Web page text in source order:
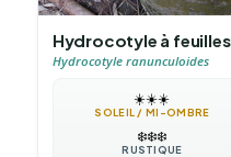
Hydrocotyle à
Hydrocotyle ranunculoides
☀️☀️☀️
SOLEIL / MI-OMBRE
❄️❄️❄️
RUSTIQUE